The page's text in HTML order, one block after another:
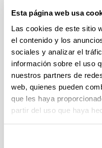
Esta página web usa
Las cookies de este sitio
el contenido y los
sociales y analizar el
información sobre el uso
nuestros partners de
web, quienes pueden
que les haya
partir del uso que haya
DIRECCIÓN
Oscar Díaz García
Teléfono: +34 943
E-mail:
SECRETARÍA
Arantza Irastorza
Teléfono: +34 943
E-mail:
COORDINACIÓN